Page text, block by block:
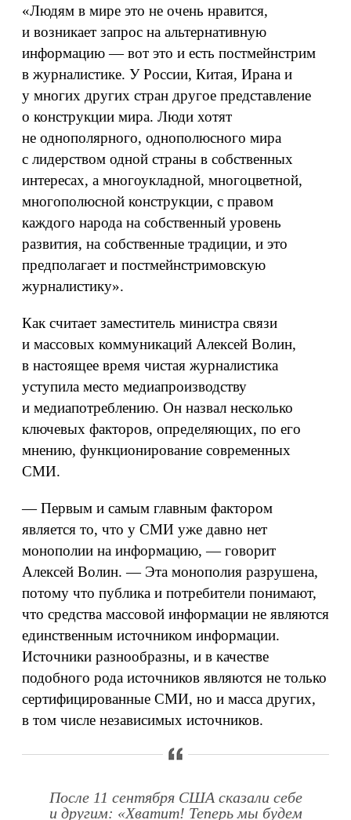
«Людям в мире это не очень нравится,
и возникает запрос на альтернативную
информацию — вот это и есть постмейнстрим
в журналистике. У России, Китая, Ирана и
у многих других стран другое представление
о конструкции мира. Люди хотят
не однополярного, однополюсного мира
с лидерством одной страны в собственных
интересах, а многоукладной, многоцветной,
многополюсной конструкции, с правом
каждого народа на собственный уровень
развития, на собственные традиции, и это
предполагает и постмейнстримовскую
журналистику».
Как считает заместитель министра связи
и массовых коммуникаций Алексей Волин,
в настоящее время чистая журналистика
уступила место медиапроизводству
и медиапотреблению. Он назвал несколько
ключевых факторов, определяющих, по его
мнению, функционирование современных
СМИ.
— Первым и самым главным фактором
является то, что у СМИ уже давно нет
монополии на информацию, — говорит
Алексей Волин. — Эта монополия разрушена,
потому что публика и потребители понимают,
что средства массовой информации не являются
единственным источником информации.
Источники разнообразны, и в качестве
подобного рода источников являются не только
сертифицированные СМИ, но и масса других,
в том числе независимых источников.
После 11 сентября США сказали себе
и другим: «Хватит! Теперь мы будем